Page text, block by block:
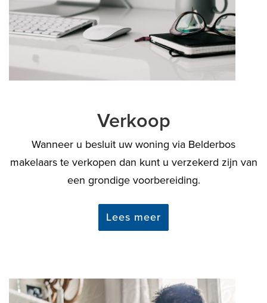
Verkoop
Wanneer u besluit uw woning via Belderbos
makelaars te verkopen dan kunt u verzekerd zijn van
een grondige voorbereiding.
Lees meer